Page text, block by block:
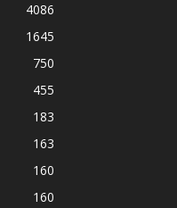
4086
1645
750
455
183
163
160
160